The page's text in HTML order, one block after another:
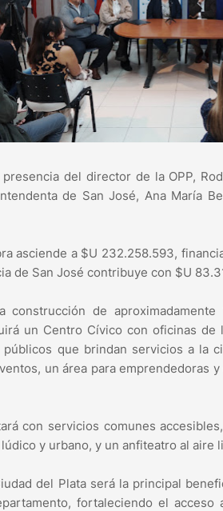
del director de la OPP,
de San José, Ana María
asciende a $U 232.258.593,
de San José contribuye con $U
construcción de
un Centro Cívico con oficinas
que brindan servicios a la
un área para emprendedoras
con servicios comunes
y urbano, y un anfiteatro al aire
del Plata será la principal
fortaleciendo el